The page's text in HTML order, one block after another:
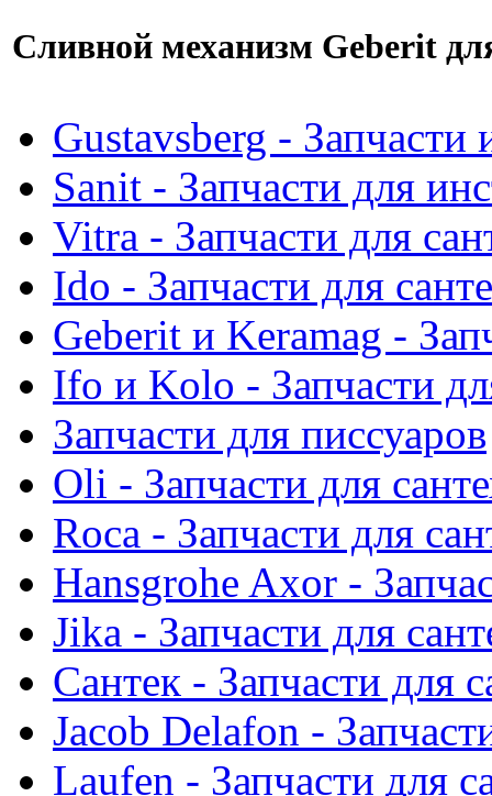
Сливной механизм Geberit
Gustavsberg - Запчасти
Sanit - Запчасти для
Vitra - Запчасти для
Ido - Запчасти для
Geberit и Keramag -
Ifo и Kolo - Запчасти
Запчасти для писсуаров
Oli - Запчасти для
Roca - Запчасти для
Hansgrohe Axor -
Jika - Запчасти для
Сантек - Запчасти для
Jacob Delafon -
Laufen - Запчасти для